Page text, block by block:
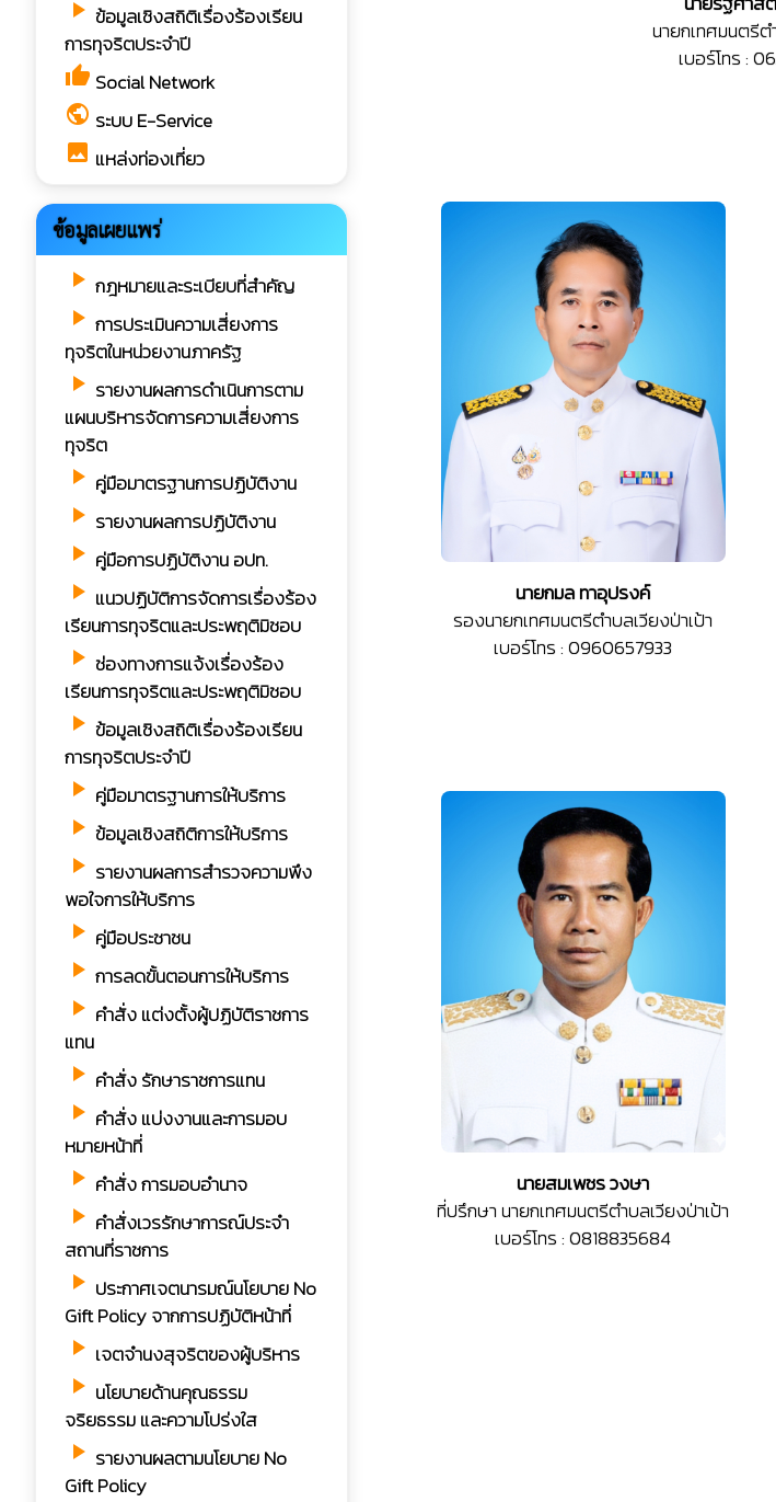
play_arrow ข้อมูลเชิงสถิติเรื่องร้องเรียน
การทุจริตประจำปี
thumb_up Social Network
public ระบบ E-Service
image แหล่งท่องเที่ยว
ข้อมูลเผยแพร่
play_arrow กฎหมายและระเบียบที่สำคัญ
play_arrow การประเมินความเสี่ยงการ
ทุจริตในหน่วยงานภาครัฐ
play_arrow รายงานผลการดำเนินการตาม
แผนบริหารจัดการความเสี่ยงการ
ทุจริต
play_arrow คู่มือมาตรฐานการปฏิบัติงาน
play_arrow รายงานผลการปฏิบัติงาน
play_arrow คู่มือการปฏิบัติงาน อปท.
play_arrow แนวปฏิบัติการจัดการเรื่องร้อง
เรียนการทุจริตและประพฤติมิชอบ
play_arrow ช่องทางการแจ้งเรื่องร้อง
เรียนการทุจริตและประพฤติมิชอบ
play_arrow ข้อมูลเชิงสถิติเรื่องร้องเรียน
การทุจริตประจำปี
play_arrow คู่มือมาตรฐานการให้บริการ
play_arrow ข้อมูลเชิงสถิติการให้บริการ
play_arrow รายงานผลการสำรวจความพึง
พอใจการให้บริการ
play_arrow คู่มือประชาชน
play_arrow การลดขั้นตอนการให้บริการ
play_arrow คำสั่ง แต่งตั้งผู้ปฏิบัติราชการ
แทน
play_arrow คำสั่ง รักษาราชการแทน
play_arrow คำสั่ง แบ่งงานและการมอบ
หมายหน้าที่
play_arrow คำสั่ง การมอบอำนาจ
play_arrow คำสั่งเวรรักษาการณ์ประจำ
สถานที่ราชการ
play_arrow ประกาศเจตนารมณ์นโยบาย No
Gift Policy จากการปฏิบัติหน้าที่
play_arrow เจตจำนงสุจริตของผู้บริหาร
play_arrow นโยบายด้านคุณธรรม
จริยธรรม และความโปร่งใส
play_arrow รายงานผลตามนโยบาย No
Gift Policy
นายกเทศมนตรีต
เบอร์โทร :
นายกมล ทาอุปรงค์
รองนายกเทศมนตรีตำบลเวียงป่าเป้า
เบอร์โทร : 0960657933
นายสมเพชร วงษา
ที่ปรึกษา นายกเทศมนตรีตำบลเวียงป่าเป้า
เบอร์โทร : 0818835684